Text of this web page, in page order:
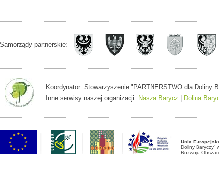
Samorządy partnerskie:
Koordynator: Stowarzyszenie "PARTNERSTWO dla
Inne serwisy naszej organizacji: Nasza Barycz Dolina
Unia
Doliny Baryczy”
Rozwoju